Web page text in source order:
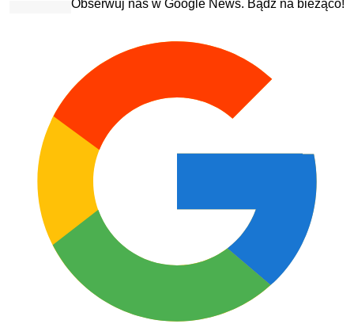
Obserwuj nas w Google News. Bądź na bieżąco!